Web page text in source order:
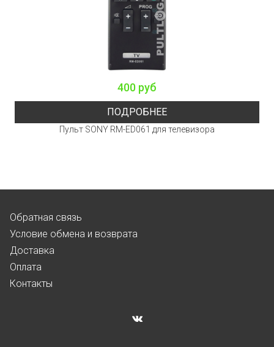
400 руб
ПОДРОБНЕЕ
Пульт SONY RM-ED061 для телевизора
Обратная связь
Условие обмена и возврата
Доставка
Оплата
Контакты